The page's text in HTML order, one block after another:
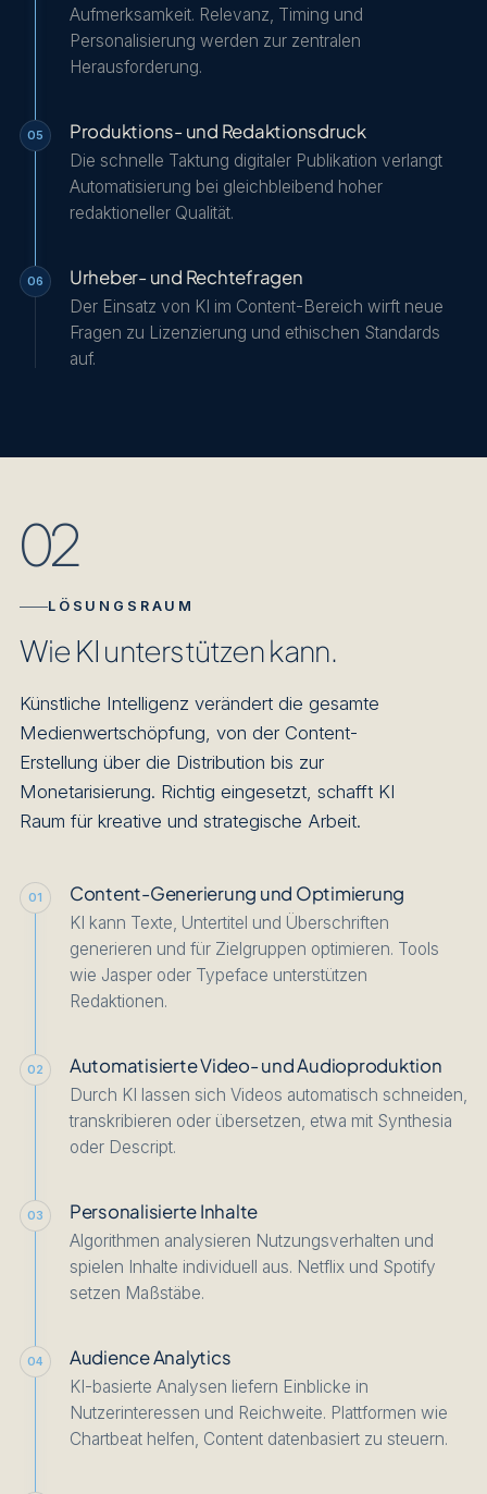
Aufmerksamkeit. Relevanz, Timing und
Personalisierung werden zur zentralen
Herausforderung.
05 Produktions- und Redaktionsdruck
Die schnelle Taktung digitaler Publikation verlangt
Automatisierung bei gleichbleibend hoher
redaktioneller Qualität.
06 Urheber- und Rechtefragen
Der Einsatz von KI im Content-Bereich wirft neue
Fragen zu Lizenzierung und ethischen Standards
auf.
02
LÖSUNGSRAUM
Wie KI unterstützen kann.
Künstliche Intelligenz verändert die gesamte
Medienwertschöpfung, von der Content-
Erstellung über die Distribution bis zur
Monetarisierung. Richtig eingesetzt, schafft KI
Raum für kreative und strategische Arbeit.
01 Content-Generierung und Optimierung
KI kann Texte, Untertitel und Überschriften
generieren und für Zielgruppen optimieren. Tools
wie Jasper oder Typeface unterstützen
Redaktionen.
02 Automatisierte Video- und Audioproduktion
Durch KI lassen sich Videos automatisch schneiden,
transkribieren oder übersetzen, etwa mit Synthesia
oder Descript.
03 Personalisierte Inhalte
Algorithmen analysieren Nutzungsverhalten und
spielen Inhalte individuell aus. Netflix und Spotify
setzen Maßstäbe.
04 Audience Analytics
KI-basierte Analysen liefern Einblicke in
Nutzerinteressen und Reichweite. Plattformen wie
Chartbeat helfen, Content datenbasiert zu steuern.